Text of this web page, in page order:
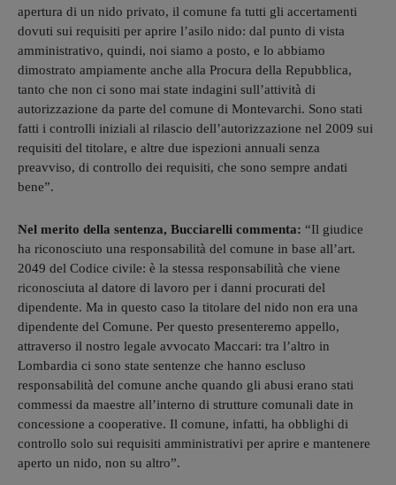
apertura di un nido privato, il comune fa tutti gli accertamenti
dovuti sui requisiti per aprire l’asilo nido: dal punto di vista
amministrativo, quindi, noi siamo a posto, e lo abbiamo
dimostrato ampiamente anche alla Procura della Repubblica,
tanto che non ci sono mai state indagini sull’attività di
autorizzazione da parte del comune di Montevarchi. Sono stati
fatti i controlli iniziali al rilascio dell’autorizzazione nel 2009 sui
requisiti del titolare, e altre due ispezioni annuali senza
preavviso, di controllo dei requisiti, che sono sempre andati
bene”.
Nel merito della sentenza, Bucciarelli commenta: “Il giudice
ha riconosciuto una responsabilità del comune in base all’art.
2049 del Codice civile: è la stessa responsabilità che viene
riconosciuta al datore di lavoro per i danni procurati del
dipendente. Ma in questo caso la titolare del nido non era una
dipendente del Comune. Per questo presenteremo appello,
attraverso il nostro legale avvocato Maccari: tra l’altro in
Lombardia ci sono state sentenze che hanno escluso
responsabilità del comune anche quando gli abusi erano stati
commessi da maestre all’interno di strutture comunali date in
concessione a cooperative. Il comune, infatti, ha obblighi di
controllo solo sui requisiti amministrativi per aprire e mantenere
aperto un nido, non su altro”.